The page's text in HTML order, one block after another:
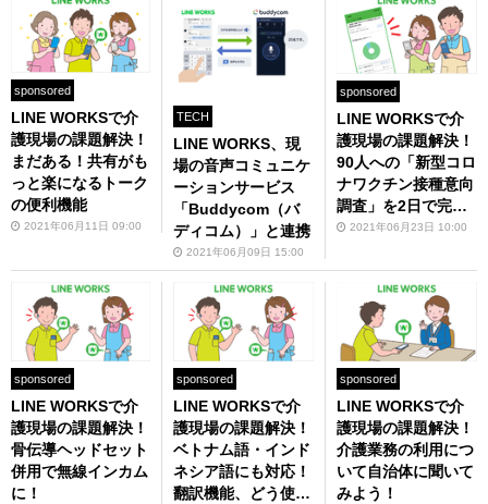
sponsored
LINE WORKSで介
護現場の課題解決！
まだある！共有がも
っと楽になるトーク
の便利機能
2021年06月11日 09:00
TECH
LINE WORKS、現
場の音声コミュニケ
ーションサービス
「Buddycom（バ
ディコム）」と連携
2021年06月09日 15:00
sponsored
LINE WORKSで介
護現場の課題解決！
90人への「新型コロ
ナワクチン接種意向
調査」を2日で完了
できたわけ
2021年06月23日 10:00
sponsored
LINE WORKSで介
護現場の課題解決！
骨伝導ヘッドセット
併用で無線インカム
に！
sponsored
LINE WORKSで介
護現場の課題解決！
ベトナム語・インド
ネシア語にも対応！
翻訳機能、どう使
sponsored
LINE WORKSで介
護現場の課題解決！
介護業務の利用につ
いて自治体に聞いて
みよう！